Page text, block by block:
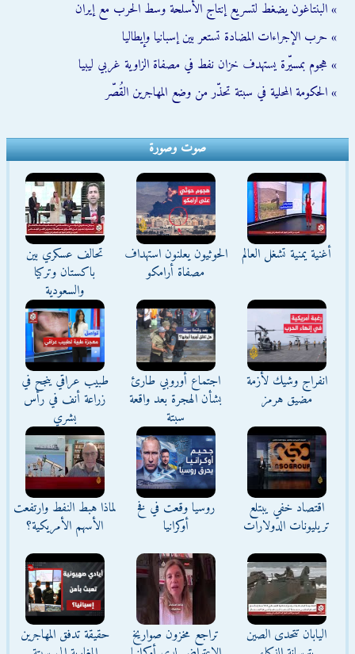
» البنتاغون يضغط لتسريع إنتاج الأسلحة وسط الحرب مع إيران
» حرب الإجراءات المضادة تستعر بين إسبانيا وإيطاليا
» هجوم بمسيّرة يستهدف خزان نفط في مصفاة الزاوية غربي ليبيا
» الحكومة المحلية في سبتة تحذّر من وضع المهاجرين القُصّر
صوت وصورة
أغنية يمنية تشغل العالم
الحوثيون يعلنون استهداف
مصفاة أرامكو
تحالف عسكري بين
باكستان وتركيا
والسعودية
انفراج وشيك لأزمة
مضيق هرمز
اجتماع أوروبي طارئ
بشأن الهجرة بعد واقعة
سبتة
طبيب عراقي ينجح في
زراعة أنف في رأس
بشري
اقتصاد خفي يبتلع
تريليونات الدولارات
روسيا وقعت في فخ
أوكرانيا
لماذا هبط النفط وارتفعت
الأسهم الأمريكية؟
اليابان تتحدى الصين
تراجع مخزون صواريخ
حقيقة تدفق المهاجرين